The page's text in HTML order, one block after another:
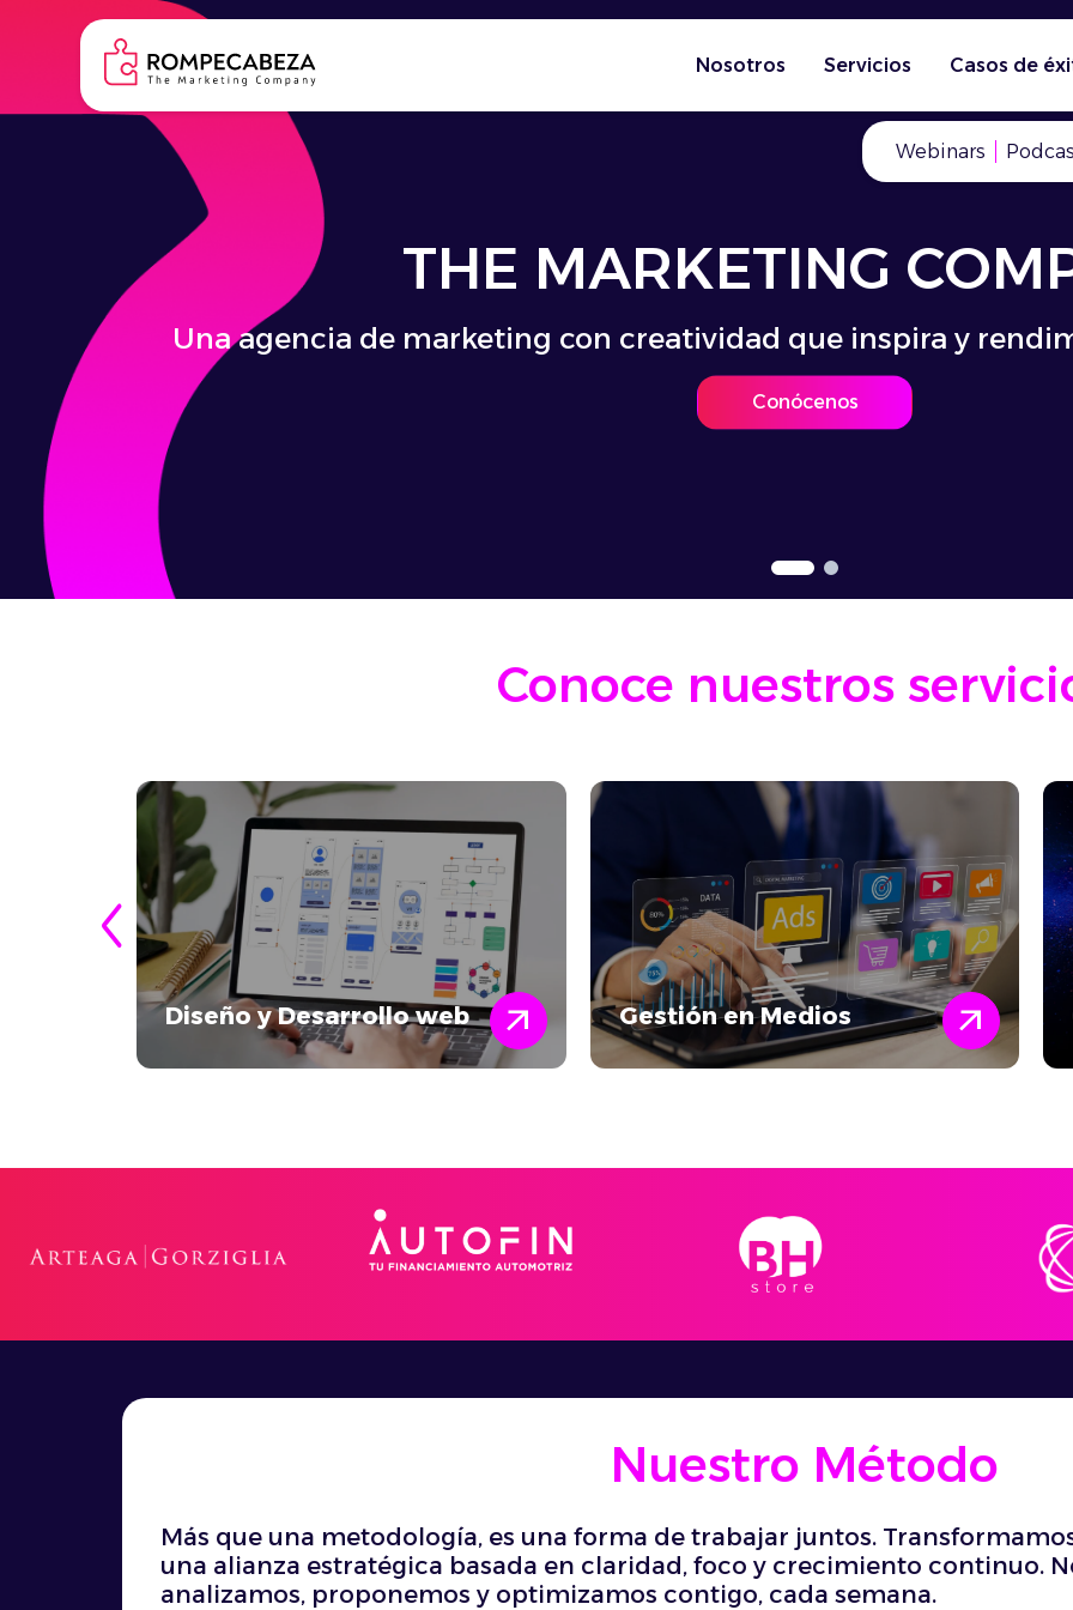
Nosotros Servicios Casos de
Webinars
THE
MARKETING
COMPANY
Rompecabeza
¡CUMPLIMOS 9
Nueve años de clientes que confían, equipos que crean y
THE MARKETING
Una agencia de marketing con creatividad que inspira y
Conócenos
Conoce nuestros
Diseño y Desarrollo web arrow_outward Gestión en Medios arrow_outward
Nuestro Método
Más que una metodología, es una forma de trabajar juntos.
una alianza estratégica basada en claridad, foco y crecimiento continuo.
analizamos, proponemos y optimizamos contigo, cada semana.